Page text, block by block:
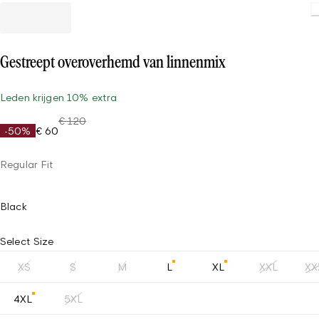
Gestreept overoverhemd van linnenmix
Leden krijgen 10% extra
-50% € 60
€ 120
Regular Fit
Black
Select Size
XS S M L XL XXL
4XL 5XL